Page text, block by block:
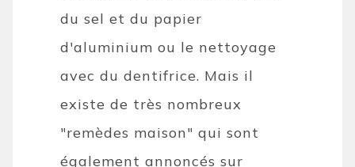
du sel et du papier
d'aluminium ou le nettoyage
avec du dentifrice. Mais il
existe de très nombreux
"remèdes maison" qui sont
également annoncés sur